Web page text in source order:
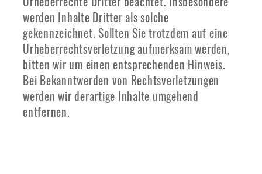
werden Inhalte Dritter als solche
gekennzeichnet. Sollten Sie trotzdem auf eine
Urheberrechtsverletzung aufmerksam werden,
bitten wir um einen entsprechenden Hinweis.
Bei Bekanntwerden von Rechtsverletzungen
werden wir derartige Inhalte umgehend
entfernen.